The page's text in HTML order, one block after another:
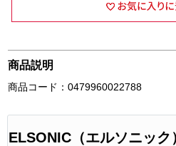
商品説明
商品コード：0479960022788
ELSONIC（エルソニック